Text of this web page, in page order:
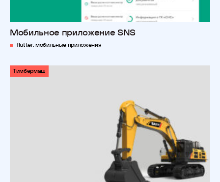
Мобильное приложение SNS
flutter, мобильные приложения
Тимбермаш